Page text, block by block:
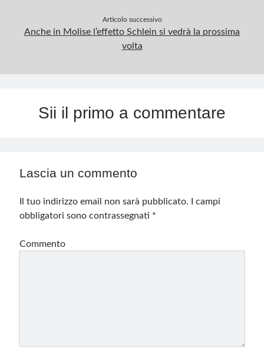
Articolo successivo
Anche in Molise l’effetto Schlein si vedrà la prossima
volta
Sii il primo a commentare
Lascia un commento
Il tuo indirizzo email non sarà pubblicato.
I campi
obbligatori sono contrassegnati *
Commento